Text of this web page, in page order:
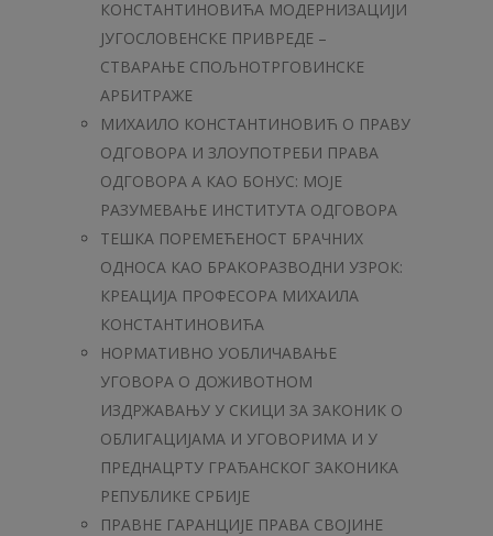
КОНСТАНТИНОВИЋА МОДЕРНИЗАЦИЈИ
ЈУГОСЛОВЕНСКЕ ПРИВРЕДЕ –
СТВАРАЊЕ СПОЉНОТРГОВИНСКЕ
АРБИТРАЖЕ
МИХАИЛО КОНСТАНТИНОВИЋ О ПРАВУ
ОДГОВОРА И ЗЛОУПОТРЕБИ ПРАВА
ОДГОВОРА А КАО БОНУС: МОЈЕ
РАЗУМЕВАЊЕ ИНСТИТУТА ОДГОВОРА
ТЕШКА ПОРЕМЕЋЕНОСТ БРАЧНИХ
ОДНОСА КАО БРАКОРАЗВОДНИ УЗРОК:
КРЕАЦИЈА ПРОФЕСОРА МИХАИЛА
КОНСТАНТИНОВИЋА
НОРМАТИВНО УОБЛИЧАВАЊЕ
УГОВОРА О ДОЖИВОТНОМ
ИЗДРЖАВАЊУ У СКИЦИ ЗА ЗАКОНИК O
ОБЛИГАЦИЈАМА И УГОВОРИМА И У
ПРЕДНАЦРТУ ГРАЂАНСКОГ ЗАКОНИКА
РЕПУБЛИКЕ СРБИЈЕ
ПРАВНЕ ГАРАНЦИЈЕ ПРАВА СВОЈИНЕ